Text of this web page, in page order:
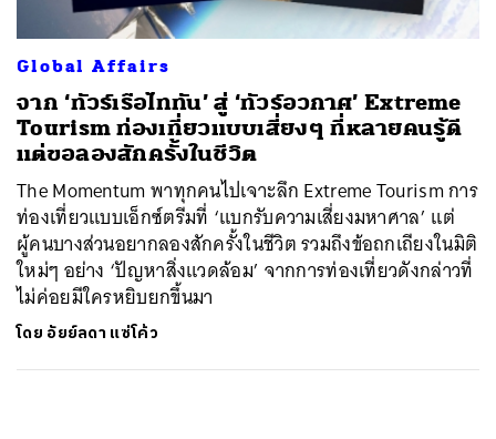
Global Affairs
จาก ‘ทัวร์เรือไททัน’ สู่ ‘ทัวร์อวกาศ’ Extreme
Tourism ท่องเที่ยวแบบเสี่ยงๆ ที่หลายคนรู้ดี
แต่ขอลองสักครั้งในชีวิต
The Momentum พาทุกคนไปเจาะลึก Extreme Tourism การ
ท่องเที่ยวแบบเอ็กซ์ตรีมที่ ‘แบกรับความเสี่ยงมหาศาล’ แต่
ผู้คนบางส่วนอยากลองสักครั้งในชีวิต รวมถึงข้อถกเถียงในมิติ
ใหม่ๆ อย่าง ‘ปัญหาสิ่งแวดล้อม’ จากการท่องเที่ยวดังกล่าวที่
ไม่ค่อยมีใครหยิบยกขึ้นมา
โดย อัยย์ลดา แซ่โค้ว
ค้นหา
SHARE